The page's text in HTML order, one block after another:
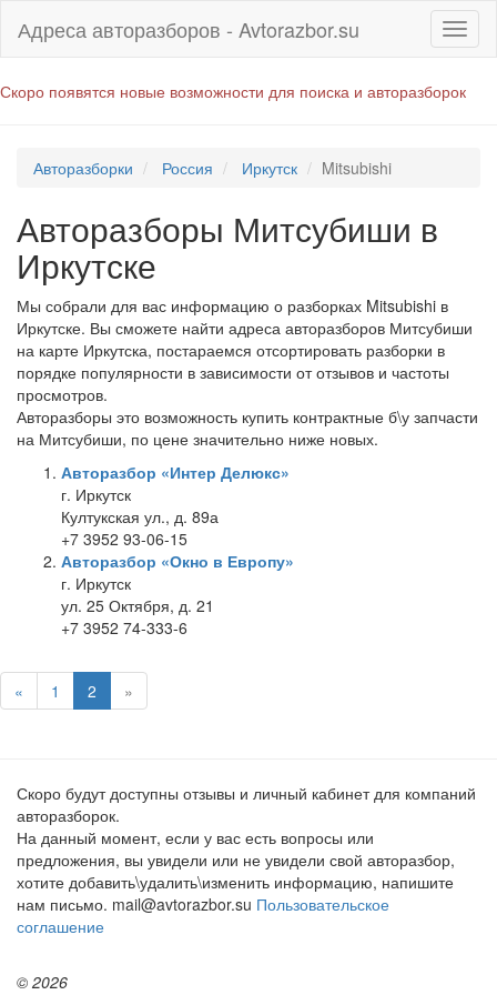
Адреса авторазборов - Avtorazbor.su
Скоро появятся новые возможности для поиска и авторазборок
Авторазборки Россия Иркутск Mitsubishi
Авторазборы Митсубиши в
Иркутске
Мы собрали для вас информацию о разборках Mitsubishi в
Иркутске. Вы сможете найти адреса авторазборов Митсубиши
на карте Иркутска, постараемся отсортировать разборки в
порядке популярности в зависимости от отзывов и частоты
просмотров.
Авторазборы это возможность купить контрактные б\у запчасти
на Митсубиши, по цене значительно ниже новых.
Авторазбор «Интер Делюкс»
г. Иркутск
Култукская ул., д. 89а
+7 3952 93-06-15
Авторазбор «Окно в Европу»
г. Иркутск
ул. 25 Октября, д. 21
+7 3952 74-333-6
« 1 2 »
Скоро будут доступны отзывы и личный кабинет для компаний
авторазборок.
На данный момент, если у вас есть вопросы или
предложения, вы увидели или не увидели свой авторазбор,
хотите добавить\удалить\изменить информацию, напишите
нам письмо. mail@avtorazbor.su Пользовательское
соглашение
© 2026